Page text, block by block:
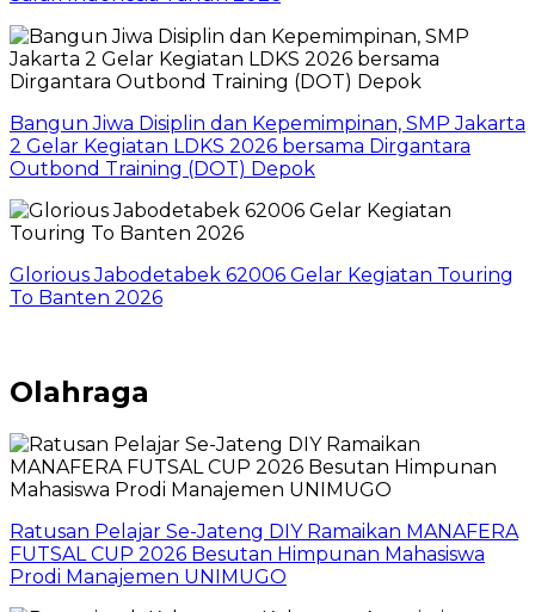
Bangun Jiwa Disiplin dan Kepemimpinan, SMP Jakarta
2 Gelar Kegiatan LDKS 2026 bersama Dirgantara
Outbond Training (DOT) Depok
Glorious Jabodetabek 62006 Gelar Kegiatan Touring
To Banten 2026
Olahraga
Ratusan Pelajar Se-Jateng DIY Ramaikan MANAFERA
FUTSAL CUP 2026 Besutan Himpunan Mahasiswa
Prodi Manajemen UNIMUGO